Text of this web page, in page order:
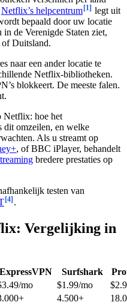
Netflix’s helpcentrum [1] legt uit
bepaald door uw locatie
de Verenigde Staten ziet,
of Duitsland.
naar een ander locatie te
Netflix-bibliotheken.
blokkeert. De meeste falen.
Netflix: hoe het
dit omzeilen, en welke
Als u streamt op
, of BBC iPlayer, behandelt
bredere prestaties op
testen van
[4] .
Vergelijking in
ExpressVPN Surfshark
mo $1.99/mo
4.500+